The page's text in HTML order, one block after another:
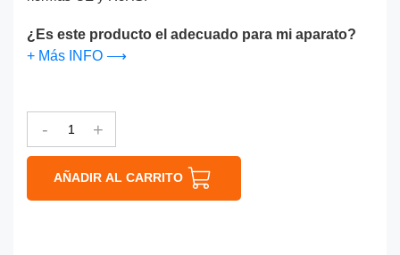
¿Es este producto el adecuado para mi aparato?
+ Más INFO ⟶
- +
AÑADIR AL CARRITO